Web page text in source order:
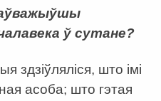
ў сутане?
здзіўляліся, што імі
асоба; што гэтая